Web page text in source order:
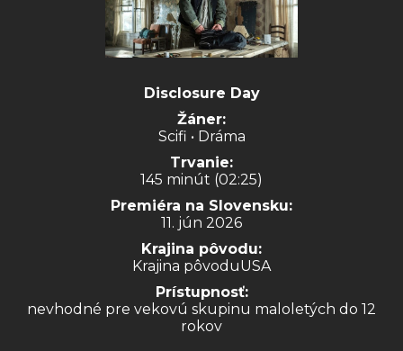
Disclosure Day
Žáner:
Scifi • Dráma
Trvanie:
145 minút (02:25)
Premiéra na Slovensku:
11. jún 2026
Krajina pôvodu:
Krajina pôvoduUSA
Prístupnosť:
nevhodné pre vekovú skupinu maloletých do 12
rokov